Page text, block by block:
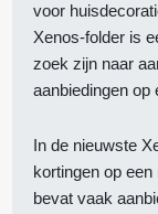
voor
Xenos-folder is
zoek zijn naar
aanbiedingen op
In de nieuwste
kortingen op
bevat vaak